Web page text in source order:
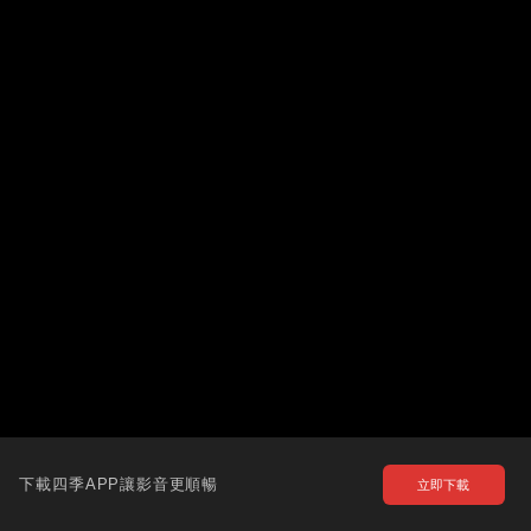
下載四季APP讓影音更順暢 立即下載